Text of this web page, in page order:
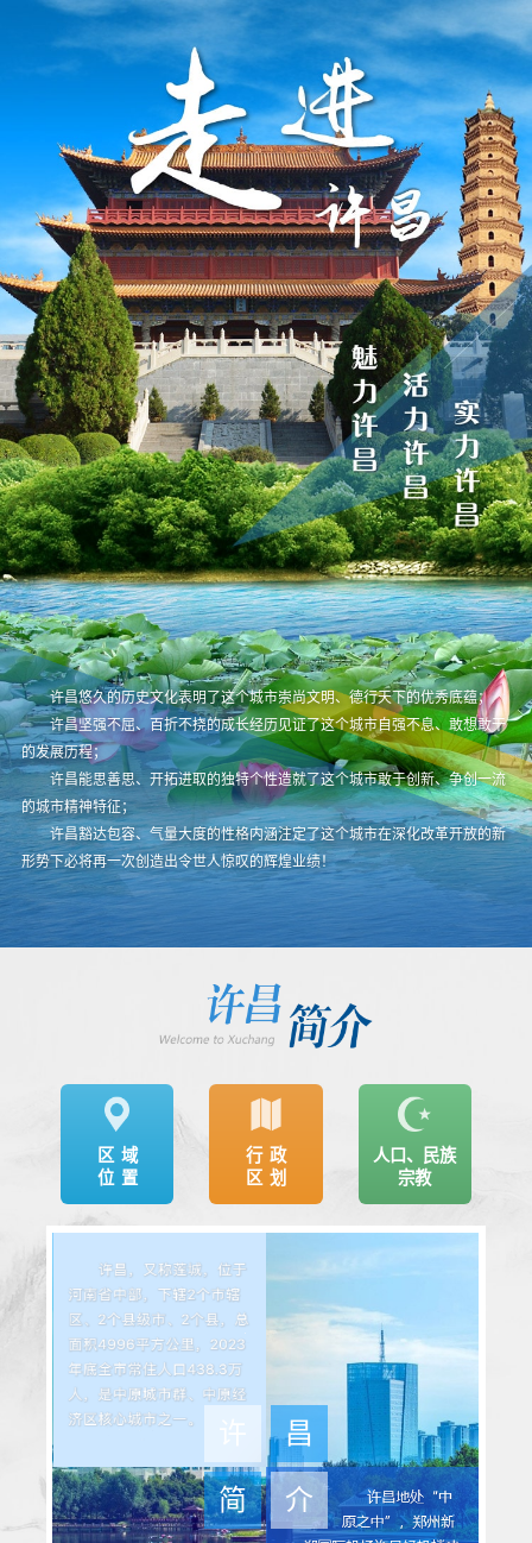
许昌悠久的历史文化表明了这个城市崇尚文明、德行天下的优秀底蕴；
许昌坚强不屈、百折不挠的成长经历见证了这个城市自强不息、敢想敢干
的发展历程；
许昌能思善思、开拓进取的独特个性造就了这个城市敢于创新、争创一流
的城市精神特征；
许昌豁达包容、气量大度的性格内涵注定了这个城市在深化改革开放的新
形势下必将再一次创造出令世人惊叹的辉煌业绩！
区域
位置
行政
区划
人口、民族
宗教
昌
简 介